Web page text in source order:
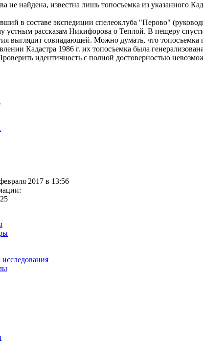
не найдена, известна лишь топосъемка из указанного
в составе экспедиции спелеоклуба "Перово"
устным рассказам Никифорова о Теплой. В пещеру
выглядит совпадающей. Можно думать, что
Кадастра 1986 г. их топосъемка была
идентичность с полной достоверностью
2017 в 13:56